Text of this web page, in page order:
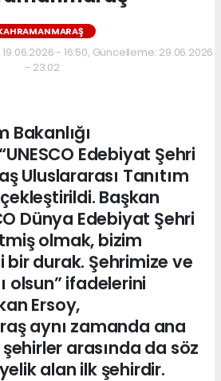
- 16:50, Güncelleme: 29.06.2026
- 23:02
Bakanlığı
Edebiyat Şehri
Uluslararası Tanıtım
Başkan
Dünya Edebiyat Şehri
olmak, bizim
bir durak. Şehrimize ve
olsun” ifadelerini
Ersoy,
aynı zamanda ana
arasında da söz
alan ilk şehirdir.